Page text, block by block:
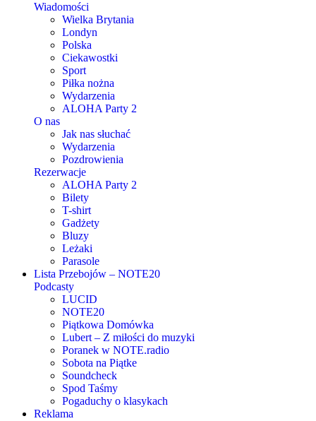
Wiadomości
Wielka Brytania
Londyn
Polska
Ciekawostki
Sport
Piłka nożna
Wydarzenia
ALOHA Party 2
O nas
Jak nas słuchać
Wydarzenia
Pozdrowienia
Rezerwacje
ALOHA Party 2
Bilety
T-shirt
Gadżety
Bluzy
Leżaki
Parasole
Lista Przebojów – NOTE20
Podcasty
LUCID
NOTE20
Piątkowa Domówka
Lubert – Z miłości do muzyki
Poranek w NOTE.radio
Sobota na Piątke
Soundcheck
Spod Taśmy
Pogaduchy o klasykach
Reklama